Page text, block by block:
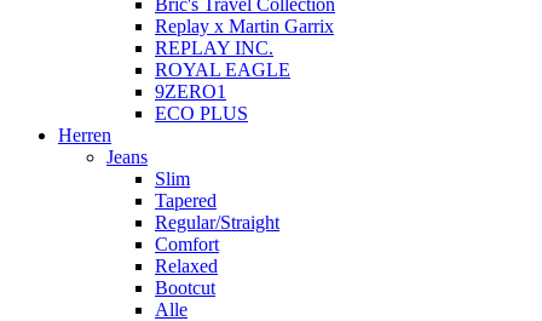
Bric's Travel Collection
Replay x Martin Garrix
REPLAY INC.
ROYAL EAGLE
9ZERO1
ECO PLUS
Herren
Jeans
Slim
Tapered
Regular/Straight
Comfort
Relaxed
Bootcut
Alle